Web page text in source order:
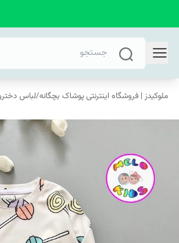
ملوکیدز | فروشگاه اینترنتی پوشاک بچگانه/لباس